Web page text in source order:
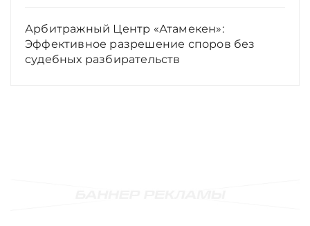
Арбитражный Центр «Атамекен»:
Эффективное разрешение споров без
судебных разбирательств